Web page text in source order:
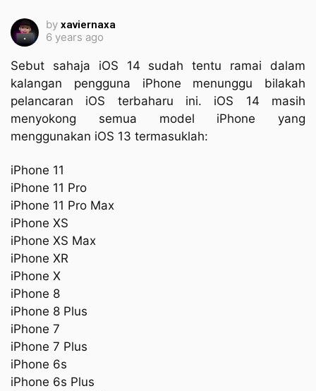
by xaviernaxa
6 years ago
Sebut sahaja iOS 14 sudah tentu ramai dalam
kalangan pengguna iPhone menunggu bilakah
pelancaran iOS terbaharu ini. iOS 14 masih
menyokong semua model iPhone yang
menggunakan iOS 13 termasuklah:
iPhone 11
iPhone 11 Pro
iPhone 11 Pro Max
iPhone XS
iPhone XS Max
iPhone XR
iPhone X
iPhone 8
iPhone 8 Plus
iPhone 7
iPhone 7 Plus
iPhone 6s
iPhone 6s Plus